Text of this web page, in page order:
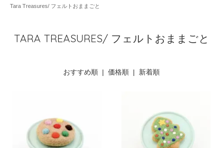
Tara Treasures/ フェルトおままごと
TARA TREASURES/ フェルトおままごと
おすすめ順 | 価格順 | 新着順